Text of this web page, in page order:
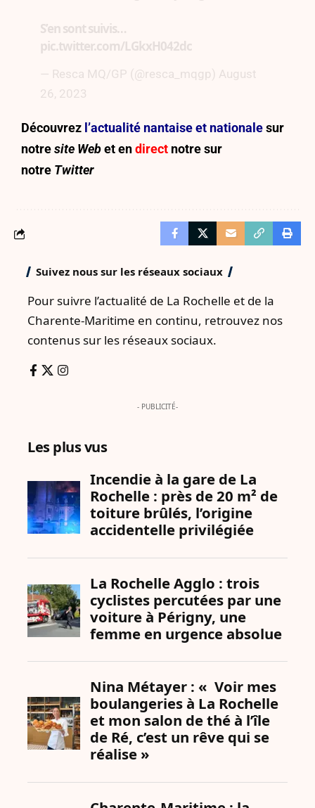
S’en sont suivis…
pic.twitter.com/LGkxH042dc
— Resca MQ/GP (@resca_mqgp) August
26, 2023
Découvrez l’actualité nantaise et nationalesur
notresite Webet endirect notre sur
notre Twitter
Suivez nous sur les réseaux sociaux
Pour suivre l’actualité de La Rochelle et de la
Charente-Maritime en continu, retrouvez nos
contenus sur les réseaux sociaux.
- PUBLICITÉ-
Les plus vus